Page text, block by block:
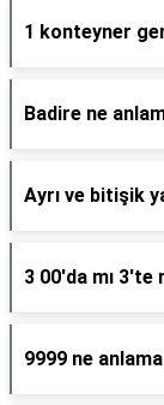
1 konteyner
Badire ne
Ayrı ve bitişik
3 00'da mı 3'te
9999 ne